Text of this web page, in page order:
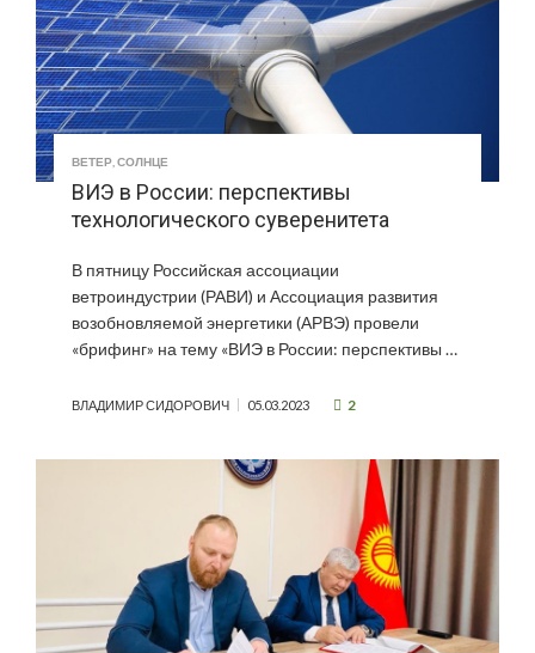
ВЕТЕР СОЛНЦЕ
ВИЭ в России: перспективы
технологического суверенитета
В пятницу Российская ассоциации
ветроиндустрии (РАВИ) и Ассоциация развития
возобновляемой энергетики (АРВЭ) провели
«брифинг» на тему «ВИЭ в России: перспективы …
ВЛАДИМИР СИДОРОВИЧ 05.03.2023 2